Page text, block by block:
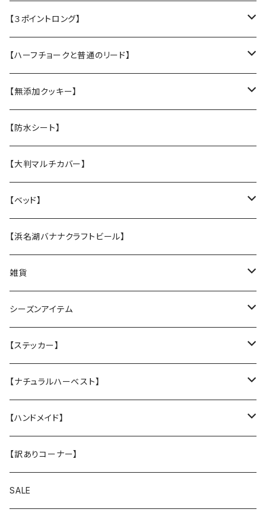
・L大型犬用★Police Lead
・M中型犬用 高さある子
【張替え】布部分を新品に交換
【３ポイントロング】
・L大型犬 走る・登る・アクティブ系
・M 中型犬用 コーギー・ボーダー・柴犬
・S 小型犬用 小さい子はこちら
・【張替え】布部分を新品に交換
【ハーフチョークと普通のリード】
・【L】レトリバーサイズ（横幅2.5cm）
・【M】中型犬サイズ(横幅2cm）
・【S】 小型犬サイズ（横幅1,5cm）
・【張替え】布部分を新品に交換
【無添加クッキー】
うちの子オリジナル
お悔やみクッキー
ホリデークッキー
【防水シート】
【大判マルチカバー】
【ベッド】
★なみなみウレタンのオーソペディックカドラー
丈夫なツイル地カバー
防水カバー
XLサイズ
★ふわふわラウンドベッド
丈夫なツイル地カバー
厚手キルティングツイル地カバー
★中身とカバーのセット
★カバー単品
★中身のウレタン
【浜名湖バナナクラフトビール】
雑貨
クリスマスグリーティングカード
Tuffy
サンシェード
ヴィンテージガラスシェード
シーズンアイテム
レインコート
クリスマスプレゼントに
ドッグウエア
【ステッカー】
名入れカッティングシール
ステッカー
【ナチュラルハーベスト】
レジームチキン
レジームラム
メンテナンスラム（大粒 小粒）
【ハンドメイド】
小物
スマホショルダー
【訳ありコーナー】
SALE